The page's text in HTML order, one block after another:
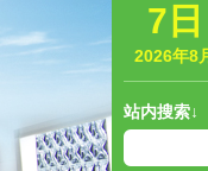
7日
2026年8
站内搜索↓